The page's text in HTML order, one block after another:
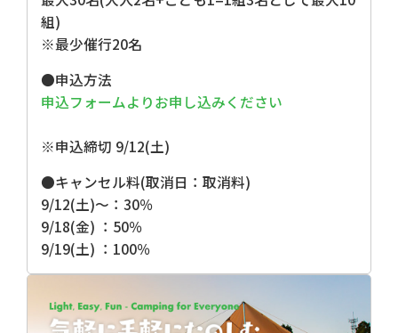
組)
※最少催行20名
●申込方法
申込フォームよりお申し込みください
※申込締切 9/12(土)
●キャンセル料(取消日：取消料)
9/12(土)～：30％
9/18(金) ：50％
9/19(土) ：100％